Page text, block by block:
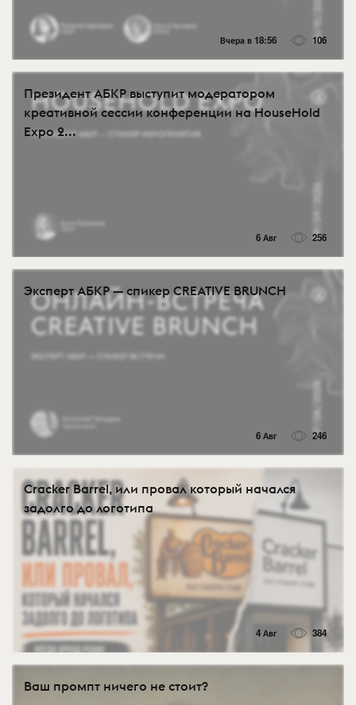
Вчера в 18:56 106
Президент АБКР выступит модератором
креативной сессии конференции на HouseHold
Expo 2...
6 Авг 256
Эксперт АБКР — спикер CREATIVE BRUNCH
6 Авг 246
Cracker Barrel, или провал который начался
задолго до логотипа
4 Авг 384
Ваш промпт ничего не стоит?